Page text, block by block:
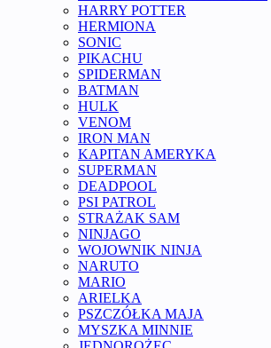
HARRY POTTER
HERMIONA
SONIC
PIKACHU
SPIDERMAN
BATMAN
HULK
VENOM
IRON MAN
KAPITAN AMERYKA
SUPERMAN
DEADPOOL
PSI PATROL
STRAŻAK SAM
NINJAGO
WOJOWNIK NINJA
NARUTO
MARIO
ARIELKA
PSZCZÓŁKA MAJA
MYSZKA MINNIE